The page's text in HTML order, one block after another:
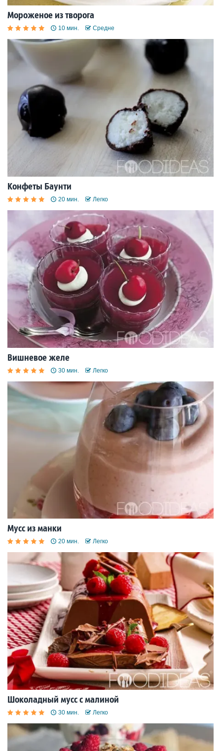
Мороженое из творога
10 мин. Средне
Конфеты Баунти
20 мин. Легко
Вишневое желе
30 мин. Легко
Мусс из манки
20 мин. Легко
Шоколадный мусс с малиной
30 мин. Легко